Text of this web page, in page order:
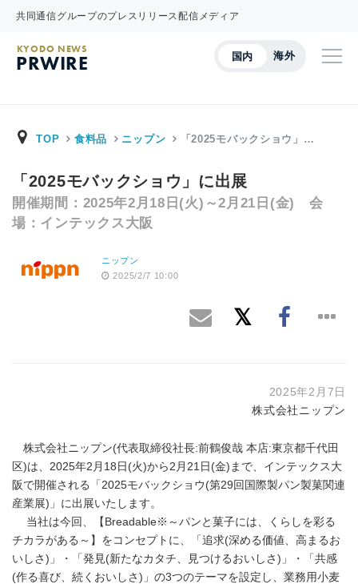
共同通信グループのプレスリリース配信メディア
国内 海外
KYODO NEWS
PRWIRE
TOP 食料品 ニップン 「2025モバックショウ」…
「2025モバックショウ」に出展
開催期間：2025年2月18日(火)～2月21日(金) 会
場：インテックス大阪
ニップン
2025/2/7 10:00
2025年2月7日
株式会社ニップン
株式会社ニップン(代表取締役社長:前鶴俊哉 本店:東京都千代田
区)は、2025年2月18日(火)から2月21日(金)まで、インテックス大
阪で開催される「2025モバックショウ(第29回国際製パン製菓関連
産業展)」に出展いたします。
当社は今回、【Breadable※～パンと菓子には、くらしを彩る
チカラがある～】をコンセプトに、「追求(深める価値、高まるお
いしさ)」・「発見(新たなカタチ、見つけるおいしさ)」・「共感
(作る喜び、続くおいしさ)」の3つのテーマを設定し、業務用小麦